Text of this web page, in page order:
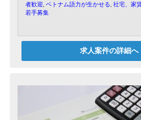
者歓迎 ベトナム語力が生かせる 社宅、家
若手募集
求人案件の詳細へ